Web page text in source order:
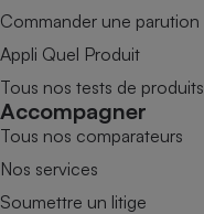
Commander une parution
Appli Quel Produit
Tous nos tests de produits
Accompagner
Tous nos comparateurs
Nos services
Soumettre un litige